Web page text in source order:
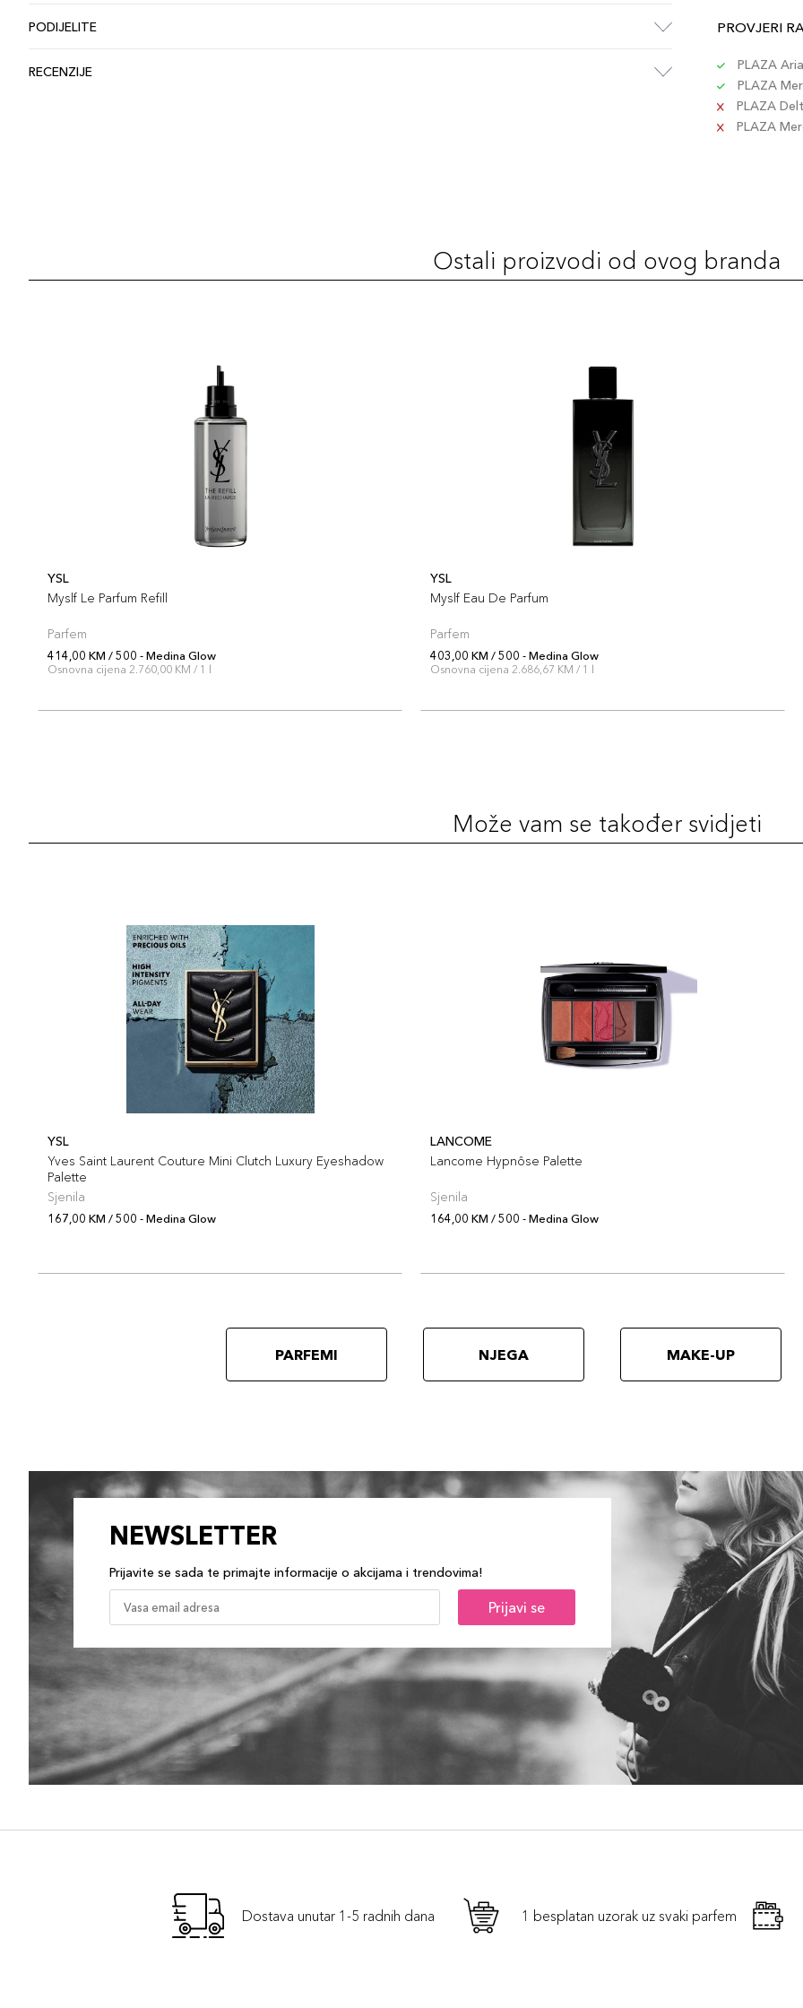
PODIJELITE
RECENZIJE
PROVJERI
PLAZA
PLAZA
PLAZA
PLAZA
Ostali proizvodi od ovog branda
YSL
Myslf Le Parfum Refill
Parfem
414,00 KM / 500 - Medina Glow
Osnovna cijena 2.760,00 KM / 1 l
YSL
Myslf Eau De Parfum
Parfem
403,00 KM / 500 - Medina Glow
Osnovna cijena 2.686,67 KM / 1 l
Može vam se također svidjeti
YSL
Yves Saint Laurent Couture Mini Clutch Luxury Eyeshadow
Palette
Sjenila
167,00 KM / 500 - Medina Glow
LANCOME
Lancome Hypnôse Palette
Sjenila
164,00 KM / 500 - Medina Glow
PARFEMI NJEGA MAKE-UP
NEWSLETTER
Prijavite se sada te primajte informacije o akcijama i trendovima!
Prijavi se
Dostava unutar 1-5 radnih dana 1 besplatan uzorak uz svaki parfem